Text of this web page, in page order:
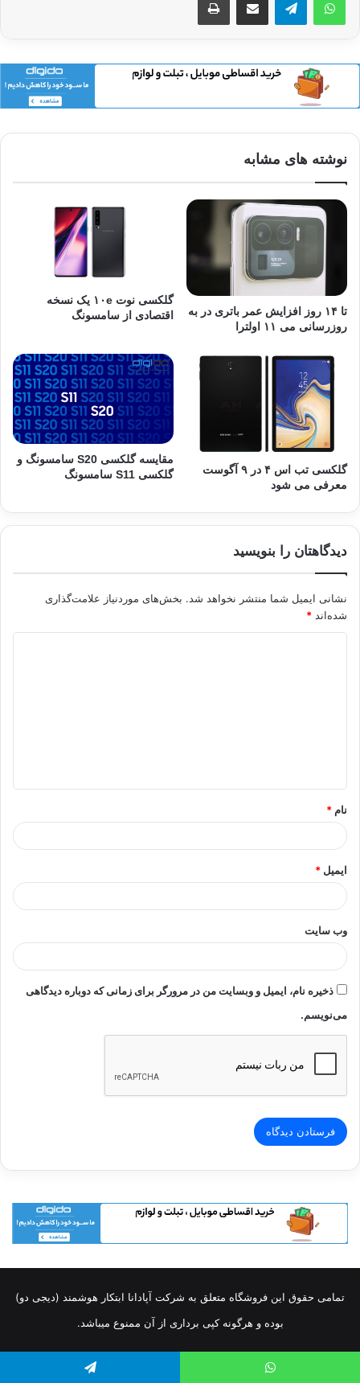
نوشته های مشابه
تا ۱۴ روز افزایش عمر باتری در به
روزرسانی می ۱۱ اولترا
گلکسی نوت ۱۰e یک نسخه
اقتصادی از سامسونگ
گلکسی تب اس ۴ در ۹ آگوست
معرفی می شود
مقایسه گلکسی S20 سامسونگ و
گلکسی S11 سامسونگ
دیدگاهتان را بنویسید
نشانی ایمیل شما منتشر نخواهد شد. بخش‌های موردنیاز علامت‌گذاری
شده‌اند *
*
نام *
ایمیل *
وب‌ سایت
ذخیره نام، ایمیل و وبسایت من در مرورگر برای زمانی که دوباره دیدگاهی
می‌نویسم.
تمامی حقوق این فروشگاه متعلق به شرکت آپادانا ابتکار هوشمند (دیجی دو)
بوده و هرگونه کپی برداری از آن ممنوع میباشد.